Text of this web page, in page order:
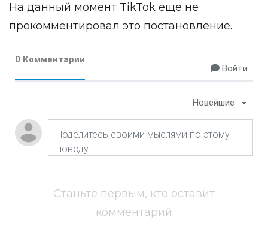
На данный момент TikTok еще не
прокомментировал это постановление.
0 Комментарии
Войти
Новейшие
Станьте первым, кто оставит
комментарий